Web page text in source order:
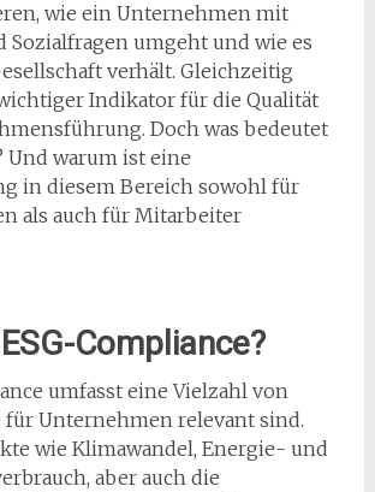
wie ein Unternehmen mit
Sozialfragen umgeht und wie es
verhält. Gleichzeitig
Indikator für die Qualität
Doch was bedeutet
Und warum ist eine
in diesem Bereich sowohl für
als auch für Mitarbeiter
Compliance?
umfasst eine Vielzahl von
für Unternehmen relevant sind.
wie Klimawandel, Energie- und
aber auch die